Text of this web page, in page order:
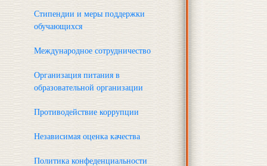
Стипендии и меры поддержки
обучающихся
Международное сотрудничество
Организация питания в
образовательной организации
Противодействие коррупции
Независимая оценка качества
Политика конфеденциальности